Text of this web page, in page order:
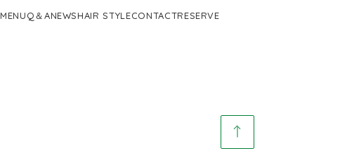
MENUQ＆ANEWSHAIR STYLECONTACTRESERVE